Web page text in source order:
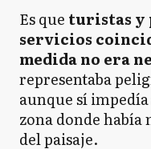
Es que turistas y
servicios
medida no era
representaba
aunque sí
zona donde
del paisaje.